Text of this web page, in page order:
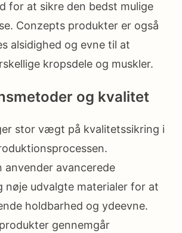
for at sikre den bedst mulige
Conzepts produkter er også
alsidighed og evne til at
kropsdele og muskler.
og kvalitet
stor vægt på kvalitetssikring i
anvender avancerede
nøje udvalgte materialer for at
holdbarhed og ydeevne.
gennemgår